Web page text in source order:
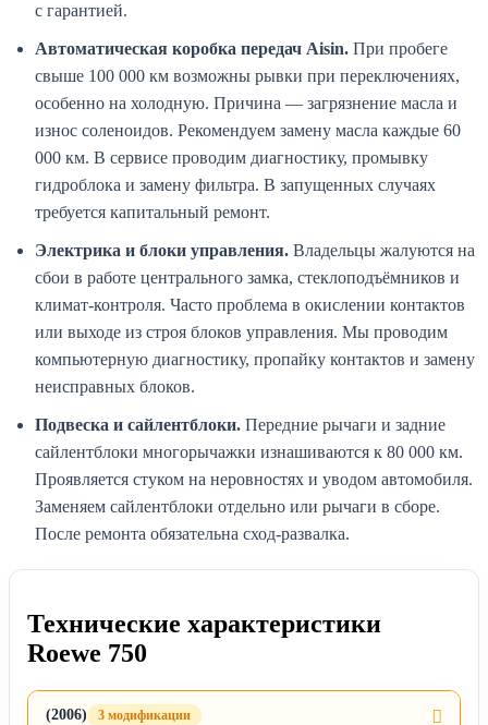
с гарантией.
Автоматическая коробка передач Aisin. При пробеге
свыше 100 000 км возможны рывки при переключениях,
особенно на холодную. Причина — загрязнение масла и
износ соленоидов. Рекомендуем замену масла каждые 60
000 км. В сервисе проводим диагностику, промывку
гидроблока и замену фильтра. В запущенных случаях
требуется капитальный ремонт.
Электрика и блоки управления. Владельцы жалуются на
сбои в работе центрального замка, стеклоподъёмников и
климат-контроля. Часто проблема в окислении контактов
или выходе из строя блоков управления. Мы проводим
компьютерную диагностику, пропайку контактов и замену
неисправных блоков.
Подвеска и сайлентблоки. Передние рычаги и задние
сайлентблоки многорычажки изнашиваются к 80 000 км.
Проявляется стуком на неровностях и уводом автомобиля.
Заменяем сайлентблоки отдельно или рычаги в сборе.
После ремонта обязательна сход-развалка.
Технические характеристики
Roewe 750
(2006) 3 модификации